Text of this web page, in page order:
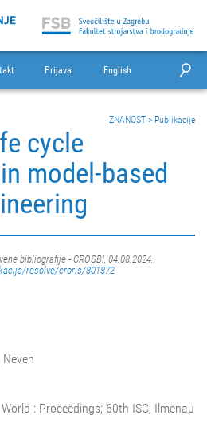
Prijava English
ZNANOST > Publikacije
cycle
model-based
bibliografije - CROSBI, 04.08.2024.,
resolve/croris/801872
: Proceedings; 60th ISC, Ilmenau